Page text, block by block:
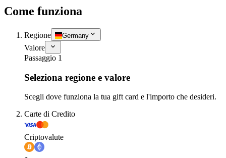
Come funziona
Regione Germany
Valore
Passaggio 1
Seleziona regione e valore
Scegli dove funziona la tua gift card e l'importo che desideri.
Carte di Credito
Criptovalute